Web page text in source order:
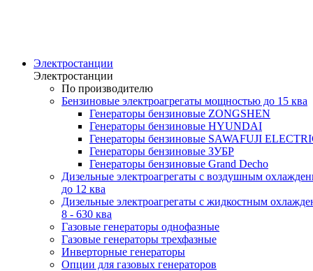
Электростанции
Электростанции
По производителю
Бензиновые электроагрегаты мощностью до 15 ква
Генераторы бензиновые ZONGSHEN
Генераторы бензиновые HYUNDAI
Генераторы бензиновые SAWAFUJI
Генераторы бензиновые ЗУБР
Генераторы бензиновые Grand Decho
Дизельные электроагрегаты с воздушным
до 12 ква
Дизельные электроагрегаты с жидкостным
8 - 630 ква
Газовые генераторы однофазные
Газовые генераторы трехфазные
Инверторные генераторы
Опции для газовых генераторов